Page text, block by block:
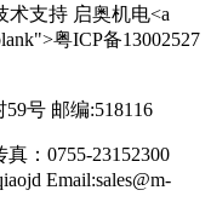
术支持 启奥机电<a
粤ICP备13002527
号 邮编:518116
真：0755-23152300
Email:sales@m-